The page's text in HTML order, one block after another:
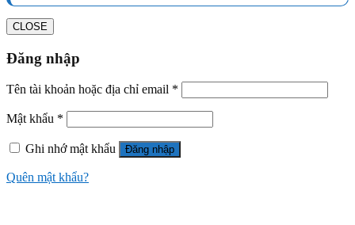
CLOSE
Đăng nhập
Tên tài khoản hoặc địa chỉ email *
Mật khẩu *
Ghi nhớ mật khẩu Đăng nhập
Quên mật khẩu?